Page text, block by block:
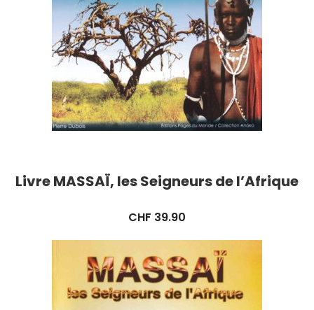
Livre MASSAÏ, les Seigneurs de l’Afrique
CHF 39.90